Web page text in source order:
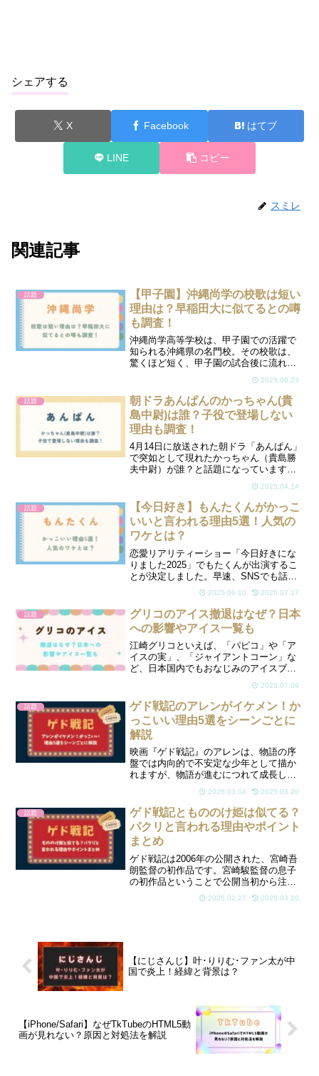
シェアする
X Facebook はてブ
LINE コピー
スミレ
関連記事
話題
【甲子園】沖縄尚学の校歌は短い
理由は？早稲田大に似てるとの噂
も調査！
沖縄尚学高等学校は、甲子園での活躍で
知られる沖縄県の名門校。その校歌は、
驚くほど短く、甲子園の試合後に流れる
と「え、もう終わった？」とファンを驚
かせます。さらに、早稲田大学の校歌に
似ているという噂も話題に。この記事で
は、沖縄尚学の校歌が短い...
2025.08.23
話題
朝ドラあんぱんのかっちゃん(貴
島中尉)は誰？子役で登場しない
理由も調査！
4月14日に放送された朝ドラ「あんぱん」
で突如として現れたかっちゃん（貴島勝
夫中尉）が誰？と話題になっています。
また幼少期時代にいたっけ？子役は誰？
との声もあり、実は子役では登場してい
ません！なぜ登場していなかったのでし
ょうか？登場しない理...
2025.04.14
話題
【今日好き】もんたくんがかっこ
いいと言われる理由5選！人気の
ワケとは？
恋愛リアリティーショー「今日好きにな
りました2025」でもたくんが出演するこ
とが決定しました。早速、SNSでも話題
となっており、サクラもんたくん出る
の！？ももこもんたくん楽しみ！などの
声が上がっています。そんなもんたくん
の人気の理由は何なの...
2025.06.10 2025.07.17
話題
グリコのアイス撤退はなぜ？日本
への影響やアイス一覧も
江崎グリコといえば、「パピコ」や「ア
イスの実」、「ジャイアントコーン」な
ど、日本国内でもおなじみのアイスブラ
ンドを展開する大手菓子メーカー。その
グリコが2025年末をもって、タイでのア
イスクリーム事業から撤退することを発
表し、現地ファンを中...
2025.07.09
話題
ゲド戦記のアレンがイケメン！か
っこいい理由5選をシーンごとに
解説
映画『ゲド戦記』のアレンは、物語の序
盤では内向的で不安定な少年として描か
れますが、物語が進むにつれて成長しま
す。アレンは多くの視聴者から「イケメ
ン」や「かっこいい」と評されていま
す。今回そんなアレンがかっこいいと言
われる理由を5選にしてまと...
2025.03.04 2025.03.20
話題
ゲド戦記ともののけ姫は似てる？
パクリと言われる理由やポイント
まとめ
ゲド戦記は2006年の公開された、宮崎吾
朗監督の初作品です。宮崎駿監督の息子
の初作品ということで公開当初から注目
を集めました。映画を見た人から、ゲド
戦記ともののけ姫が似てる、パクリなの
2025.02.27 2025.03.20
【にじさんじ】叶･りりむ･ファン太が中
国で炎上！経緯と背景は？
【iPhone/Safari】なぜTkTubeのHTML5動
画が見れない？原因と対処法を解説